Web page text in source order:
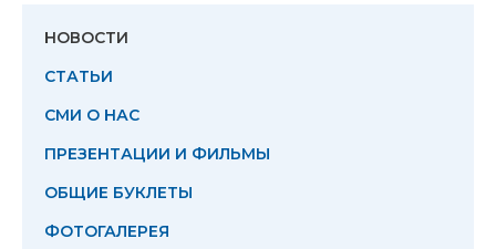
НОВОСТИ
СТАТЬИ
СМИ О НАС
ПРЕЗЕНТАЦИИ И ФИЛЬМЫ
ОБЩИЕ БУКЛЕТЫ
ФОТОГАЛЕРЕЯ